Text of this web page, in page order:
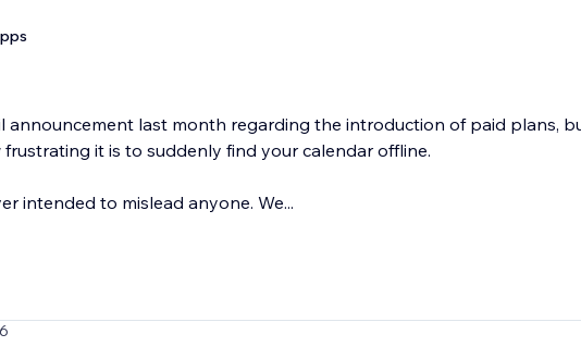
announcement last month regarding the introduction of paid plans,
it is to suddenly find your calendar offline.
intended to mislead anyone. We...